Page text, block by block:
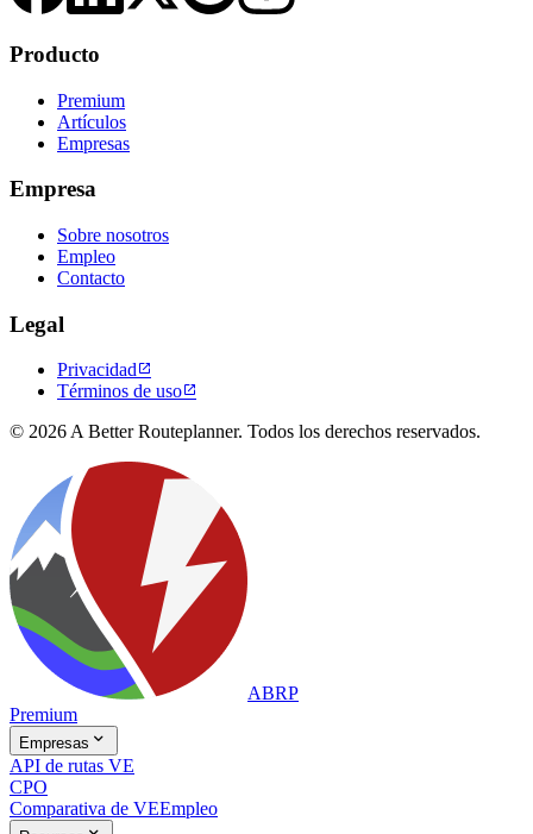
Producto
Premium
Artículos
Empresas
Empresa
Sobre nosotros
Empleo
Contacto
Legal
Privacidad
Términos de uso
© 2026 A Better Routeplanner. Todos los derechos reservados.
ABRP
Premium
Empresas 
API de rutas VE
CPO
Comparativa de VEEmpleo